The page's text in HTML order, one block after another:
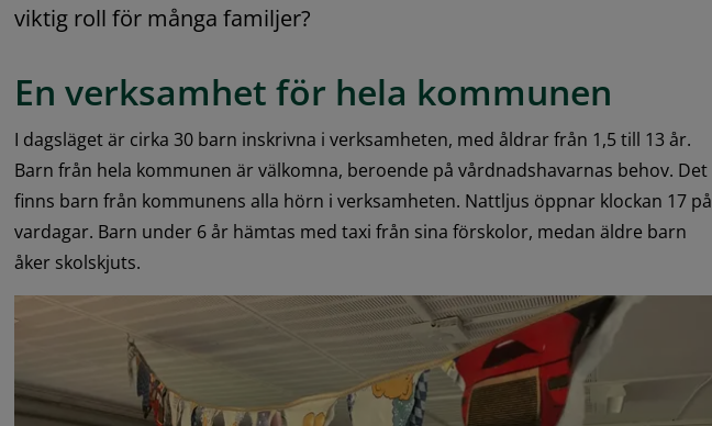
viktig roll för många familjer?
En verksamhet för hela kommunen
I dagsläget är cirka 30 barn inskrivna i verksamheten, med åldrar från 1,5 till 13 år.
Barn från hela kommunen är välkomna, beroende på vårdnadshavarnas behov. Det
finns barn från kommunens alla hörn i verksamheten. Nattljus öppnar klockan 17 på
vardagar. Barn under 6 år hämtas med taxi från sina förskolor, medan äldre barn
åker skolskjuts.